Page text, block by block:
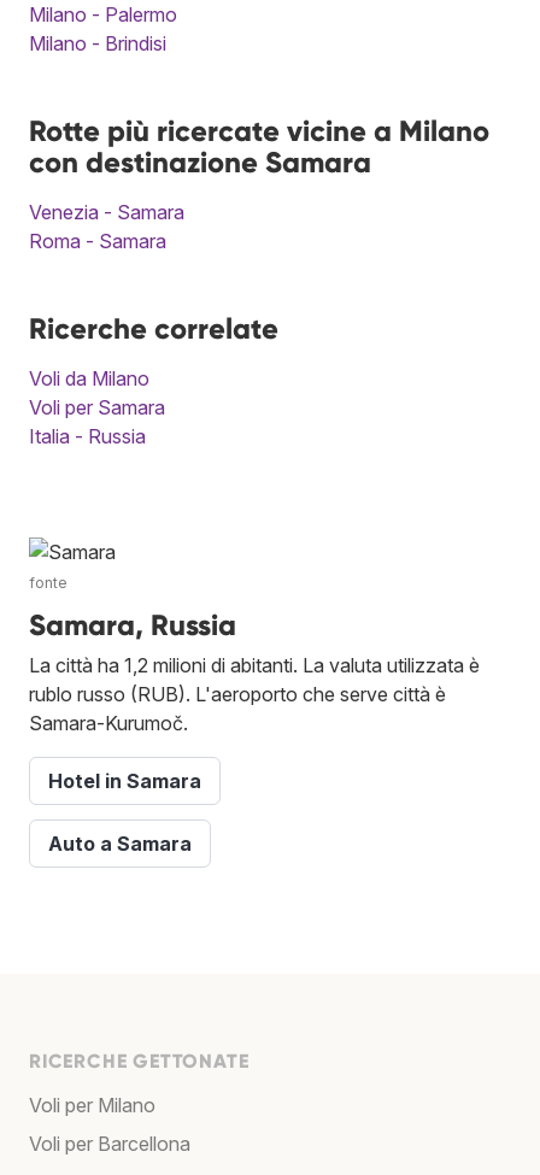
Milano - Palermo
Milano - Brindisi
Rotte più ricercate vicine a Milano
con destinazione Samara
Venezia - Samara
Roma - Samara
Ricerche correlate
Voli da Milano
Voli per Samara
Italia - Russia
fonte
Samara, Russia
La città ha 1,2 milioni di abitanti. La valuta utilizzata è
rublo russo (RUB). L'aeroporto che serve città è
Samara-Kurumoč.
Hotel in Samara
Auto a Samara
RICERCHE GETTONATE
Voli per Milano
Voli per Barcellona